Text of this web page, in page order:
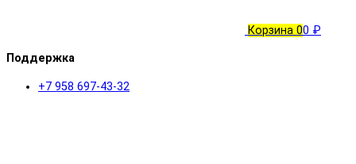
Корзина 00 ₽
Поддержка
+7 958 697-43-32